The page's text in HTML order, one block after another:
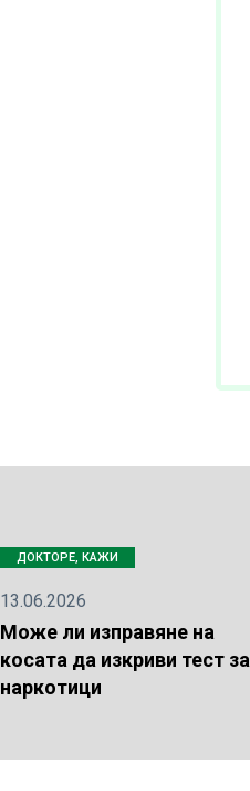
ДОКТОРЕ, КАЖИ
13.06.2026
Може ли изправяне на
косата да изкриви тест за
наркотици